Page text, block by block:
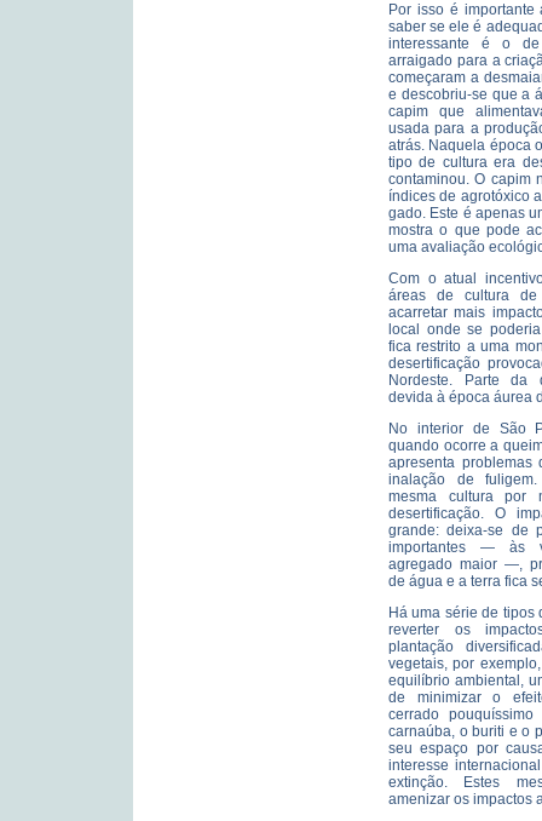
Por isso é
saber se ele é
interessante é o
arraigado para a
começaram a
e descobriu-se que a
capim que
usada para a
atrás. Naquela época
tipo de cultura era
contaminou. O capim
índices de agrotóxico
gado. Este é apenas
mostra o que pode
uma avaliação
Com o atual
áreas de cultura
acarretar mais
local onde se
fica restrito a uma
desertificação
Nordeste. Parte da
devida à época áurea
No interior de São
quando ocorre a
apresenta
inalação de
mesma cultura por
desertificação. O
grande: deixa-se de
importantes — às
agregado maior —,
de água e a terra fica
Há uma série de tipos
reverter os
plantação
vegetais, por
equilíbrio ambiental,
de minimizar o
cerrado
carnaúba, o buriti e o
seu espaço por
interesse
extinção. Estes
amenizar os impactos